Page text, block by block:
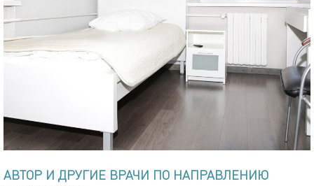
АВТОР И ДРУГИЕ ВРАЧИ ПО НАПРАВЛЕНИЮ